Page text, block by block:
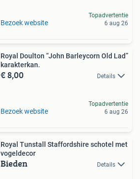
Bezoek website
Topadvertentie
6 aug 26
Royal Doulton “John Barleycorn Old Lad”
karakterkan.
€ 8,00 Details
Bezoek website
Topadvertentie
6 aug 26
Royal Tunstall Staffordshire schotel met
vogeldecor
Bieden Details